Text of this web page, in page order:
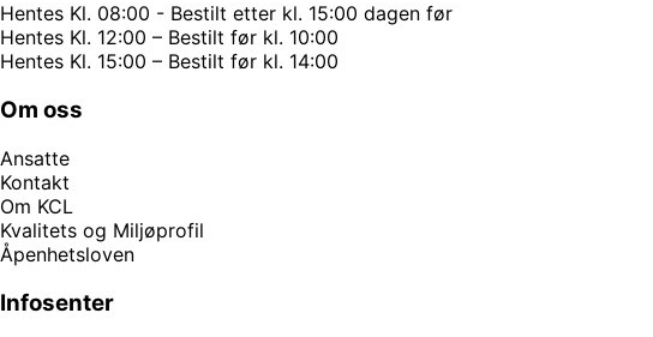
Hentes Kl. 08:00 - Bestilt etter kl. 15:00 dagen før
Hentes Kl. 12:00 – Bestilt før kl. 10:00
Hentes Kl. 15:00 – Bestilt før kl. 14:00
Om oss
Ansatte
Kontakt
Om KCL
Kvalitets og Miljøprofil
Åpenhetsloven
Infosenter